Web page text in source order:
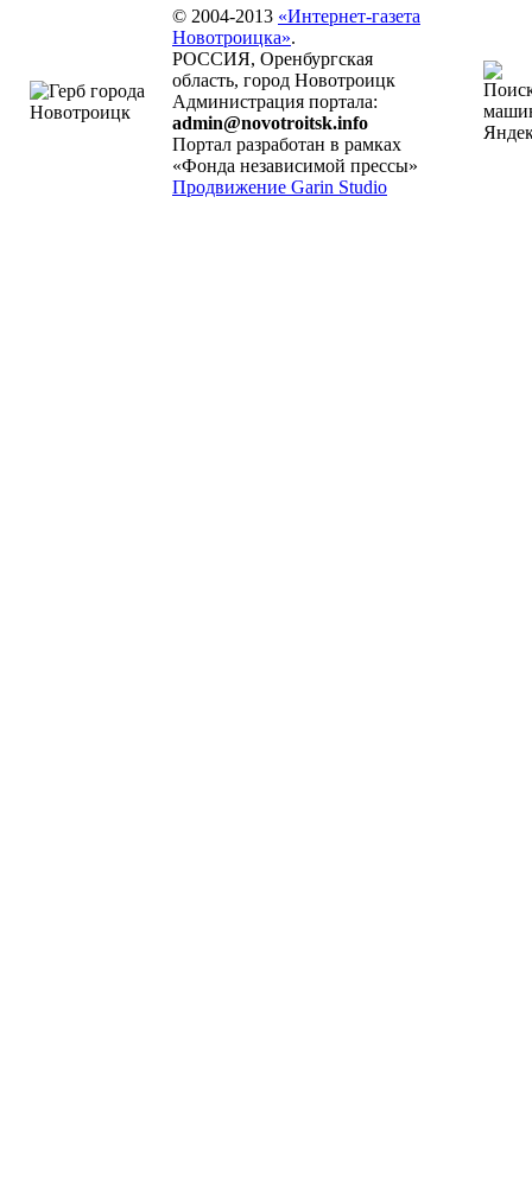
© 2004-2013 «Интернет-газета
Новотроицка».
РОССИЯ, Оренбургская
область, город Новотроицк
Администрация портала:
admin@novotroitsk.info
Портал разработан в рамках
«Фонда независимой прессы»
Продвижение Garin Studio